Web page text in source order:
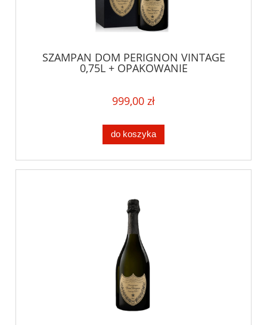
SZAMPAN DOM PERIGNON VINTAGE
0,75L + OPAKOWANIE
999,00 zł
do koszyka